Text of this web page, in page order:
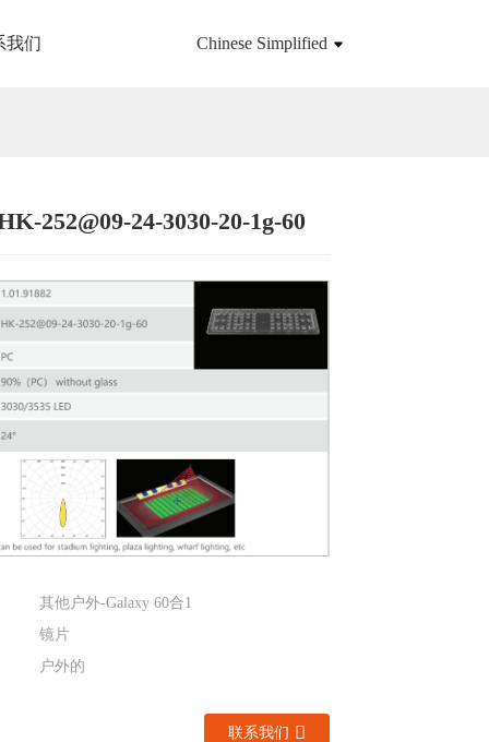
我们 Chinese Simplified
Loading...
Loading...
252@09-24-3030-20-1g-60
其他户外-Galaxy 60合1
镜片
户外的
联系我们